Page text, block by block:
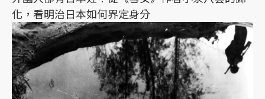
化，看明治日本如何界定身分